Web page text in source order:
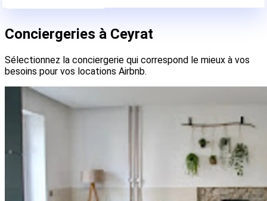
Contactez-nous
Conciergeries à Ceyrat
Sélectionnez la conciergerie qui correspond le mieux à vos
besoins pour vos locations Airbnb.